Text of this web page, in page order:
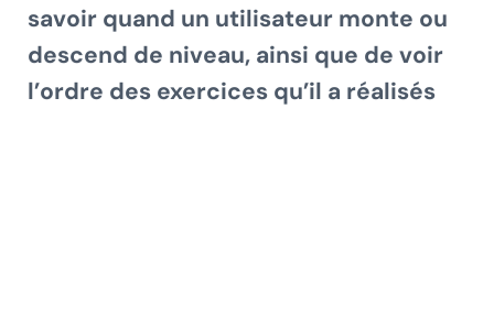
savoir quand un utilisateur monte ou
descend de niveau, ainsi que de voir
l’ordre des exercices qu’il a réalisés